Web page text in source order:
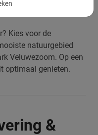
topexcursie!
Kies voor de
natuurgebied
Veluwezoom. Op een
optimaal genieten.
&